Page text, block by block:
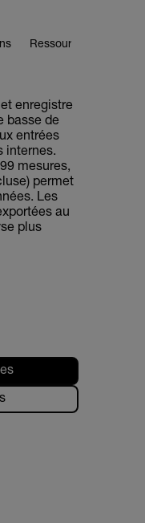
Ressources Et
enregistre
basse de
entrées
internes.
mesures,
permet
Les
au
plus